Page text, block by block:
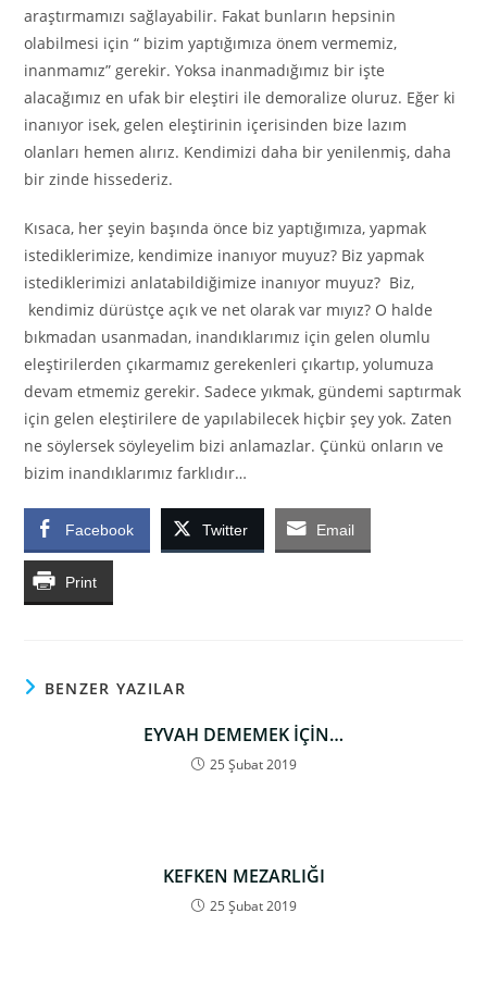
araştırmamızı sağlayabilir. Fakat bunların hepsinin
olabilmesi için “ bizim yaptığımıza önem vermemiz,
inanmamız” gerekir. Yoksa inanmadığımız bir işte
alacağımız en ufak bir eleştiri ile demoralize oluruz. Eğer ki
inanıyor isek, gelen eleştirinin içerisinden bize lazım
olanları hemen alırız. Kendimizi daha bir yenilenmiş, daha
bir zinde hissederiz.
Kısaca, her şeyin başında önce biz yaptığımıza, yapmak
istediklerimize, kendimize inanıyor muyuz? Biz yapmak
istediklerimizi anlatabildiğimize inanıyor muyuz? Biz,
kendimiz dürüstçe açık ve net olarak var mıyız? O halde
bıkmadan usanmadan, inandıklarımız için gelen olumlu
eleştirilerden çıkarmamız gerekenleri çıkartıp, yolumuza
devam etmemiz gerekir. Sadece yıkmak, gündemi saptırmak
için gelen eleştirilere de yapılabilecek hiçbir şey yok. Zaten
ne söylersek söyleyelim bizi anlamazlar. Çünkü onların ve
bizim inandıklarımız farklıdır…
Facebook Twitter Email
Print
BENZER YAZILAR
EYVAH DEMEMEK İÇİN…
25 Şubat 2019
KEFKEN MEZARLIĞI
25 Şubat 2019